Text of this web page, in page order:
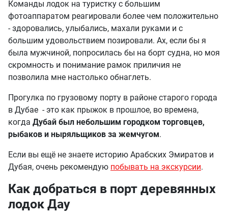
Команды лодок на туристку с большим
фотоаппаратом реагировали более чем положительно
- здоровались, улыбались, махали руками и с
большим удовольствием позировали. Ах, если бы я
была мужчиной, попросилась бы на борт судна, но моя
скромность и понимание рамок приличия не
позволила мне настолько обнаглеть.
Прогулка по грузовому порту в районе старого города
в Дубае - это как прыжок в прошлое, во времена,
когда Дубай был небольшим городком торговцев,
рыбаков и ныряльщиков за жемчугом.
Если вы ещё не знаете историю Арабских Эмиратов и
Дубая, очень рекомендую побывать на экскурсии.
Как добраться в порт деревянных
лодок Дау